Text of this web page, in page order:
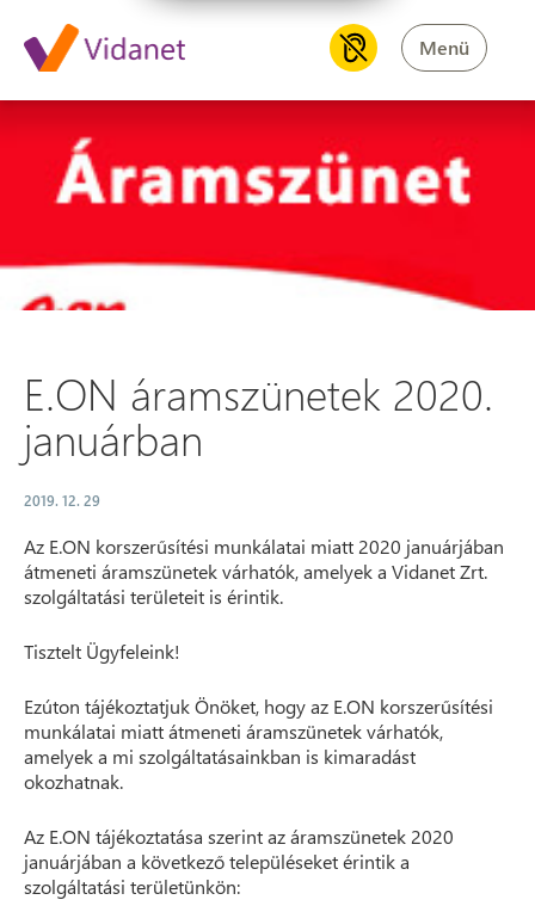
Menü
E.ON áramszünetek 2020.
E.ON áramszünetek 2020.
januárban
2019. 12. 29
Az E.ON korszerűsítési munkálatai miatt 2020 januárjában
átmeneti áramszünetek várhatók, amelyek a Vidanet Zrt.
szolgáltatási területeit is érintik.
Tisztelt Ügyfeleink!
Ezúton tájékoztatjuk Önöket, hogy az E.ON korszerűsítési
munkálatai miatt átmeneti áramszünetek várhatók,
amelyek a mi szolgáltatásainkban is kimaradást
okozhatnak.
Az E.ON tájékoztatása szerint az áramszünetek 2020
januárjában a következő településeket érintik a
szolgáltatási területünkön: